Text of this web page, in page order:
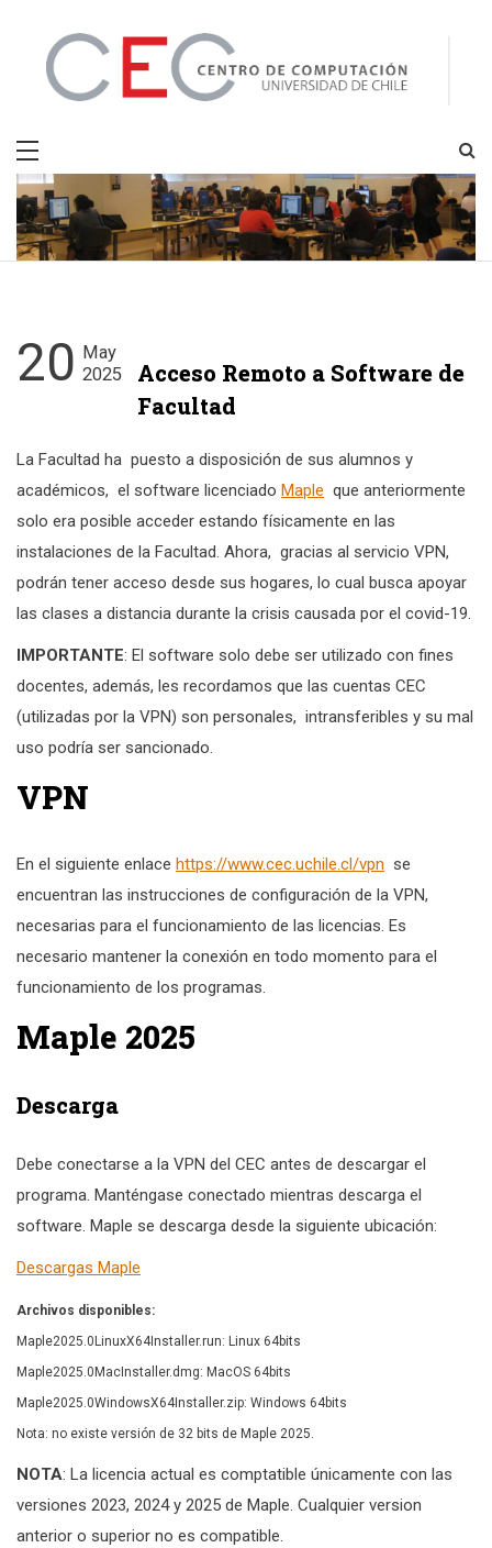
content
CEC
20 May
2025
Acceso Remoto a Software de
Facultad
La Facultad ha puesto a disposición de sus alumnos y
académicos, el software licenciado Maple que anteriormente
solo era posible acceder estando físicamente en las
instalaciones de la Facultad. Ahora, gracias al servicio VPN,
podrán tener acceso desde sus hogares, lo cual busca apoyar
las clases a distancia durante la crisis causada por el covid-19.
IMPORTANTE: El software solo debe ser utilizado con fines
docentes, además, les recordamos que las cuentas CEC
(utilizadas por la VPN) son personales, intransferibles y su mal
uso podría ser sancionado.
VPN
En el siguiente enlace https://www.cec.uchile.cl/vpn se
encuentran las instrucciones de configuración de la VPN,
necesarias para el funcionamiento de las licencias. Es
necesario mantener la conexión en todo momento para el
funcionamiento de los programas.
Maple 2025
Descarga
Debe conectarse a la VPN del CEC antes de descargar el
programa. Manténgase conectado mientras descarga el
software. Maple se descarga desde la siguiente ubicación:
Descargas Maple
Archivos disponibles:
Maple2025.0LinuxX64Installer.run: Linux 64bits
Maple2025.0MacInstaller.dmg: MacOS 64bits
Maple2025.0WindowsX64Installer.zip: Windows 64bits
Nota: no existe versión de 32 bits de Maple 2025.
NOTA: La licencia actual es comptatible únicamente con las
versiones 2023, 2024 y 2025 de Maple. Cualquier version
anterior o superior no es compatible.